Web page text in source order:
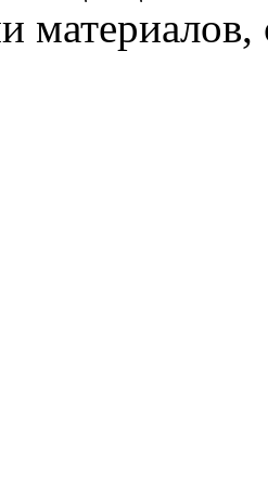
материалов,